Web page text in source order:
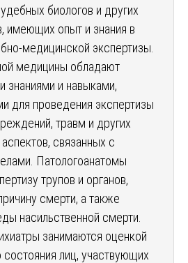
биологов и других
имеющих опыт и знания в
медицинской экспертизы.
медицины обладают
знаниями и навыками,
для проведения экспертизы
травм и других
связанных с
Патологоанатомы
трупов и органов,
смерти, а также
насильственной смерти.
занимаются оценкой
состояния лиц, участвующих